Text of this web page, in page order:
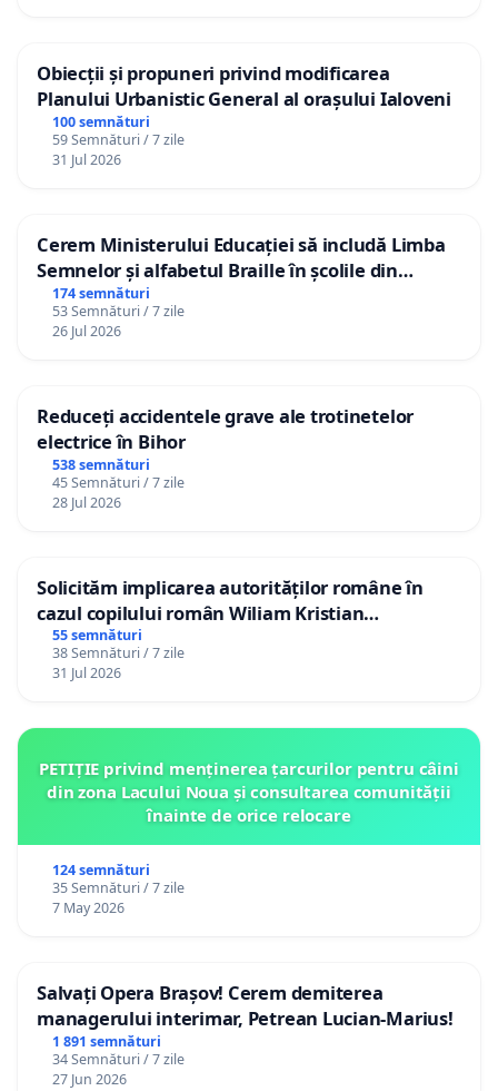
Obiecții și propuneri privind modificarea
Planului Urbanistic General al orașului Ialoveni
100 semnături
59 Semnături / 7 zile
31 Jul 2026
Cerem Ministerului Educației să includă Limba
Semnelor și alfabetul Braille în școlile din
Republica Moldova!
174 semnături
53 Semnături / 7 zile
26 Jul 2026
Reduceți accidentele grave ale trotinetelor
electrice în Bihor
538 semnături
45 Semnături / 7 zile
28 Jul 2026
Solicităm implicarea autorităților române în
cazul copilului român Wiliam Kristian
Gheorghe, aflat în plasament în Danemarca de
12 ani
55 semnături
38 Semnături / 7 zile
31 Jul 2026
PETIȚIE privind menținerea țarcurilor pentru câini
din zona Lacului Noua și consultarea comunității
înainte de orice relocare
124 semnături
35 Semnături / 7 zile
7 May 2026
Salvați Opera Brașov! Cerem demiterea
managerului interimar, Petrean Lucian-Marius!
1 891 semnături
34 Semnături / 7 zile
27 Jun 2026